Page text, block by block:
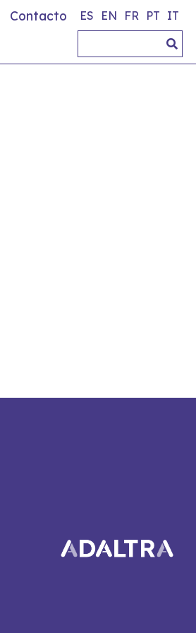
Contacto ES EN FR PT IT